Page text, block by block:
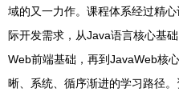
域的又一力作。课程体系经过精
际开发需求，从Java语言核心基
Web前端基础，再到JavaWeb核
晰、系统、循序渐进的学习路径